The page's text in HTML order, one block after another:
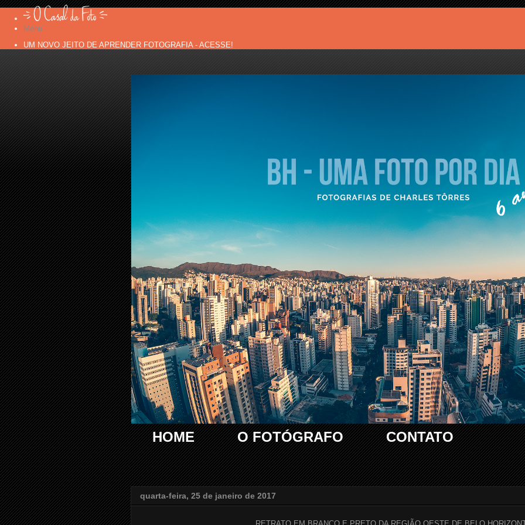
Menu
UM NOVO JEITO DE APRENDER FOTOGRAFIA - ACESSE!
HOME O FOTÓGRAFO CONTATO
quarta-feira, 25 de janeiro de 2017